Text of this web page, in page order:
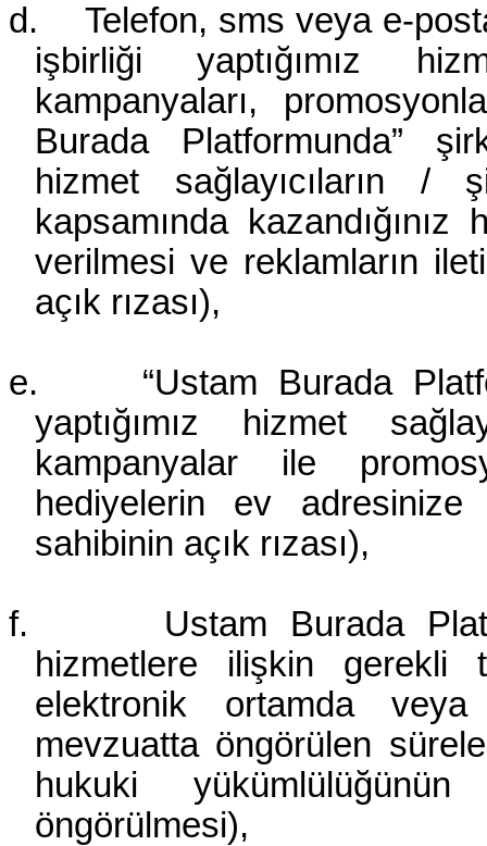
d. Telefon, sms veya e-
işbirliği yaptığımız
kampanyaları,
Burada Platformunda”
hizmet sağlayıcıların /
kapsamında
verilmesi ve reklamların
açık rızası),
e.
“Ustam Burada
yaptığımız hizmet
kampanyalar ile
hediyelerin ev adresinize
sahibinin açık rızası),
f.
Ustam Burada
hizmetlere ilişkin gerekli
elektronik ortamda
mevzuatta öngörülen
hukuki
öngörülmesi),